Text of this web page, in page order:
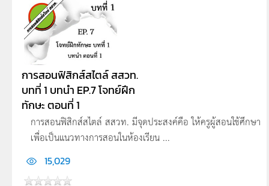
การสอนฟิสิกส์สไตล์ สสวท.
บทที่ 1 บทนำ EP.7 โจทย์ฝึก
ทักษะ ตอนที่ 1
การสอนฟิสิกส์สไตล์ สสวท. มีจุดประสงค์คือ ให้ครูผู้สอนใช้ศึกษา
เพื่อเป็นแนวทางการสอนในห้องเรียน ...
15,029